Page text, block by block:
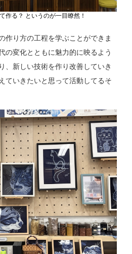
作る？ というのが一目瞭然！
作り方の工程を学ぶことができま
の変化とともに魅力的に映るよう
、新しい技術を作り改善していき
ていきたいと思って活動してるそ